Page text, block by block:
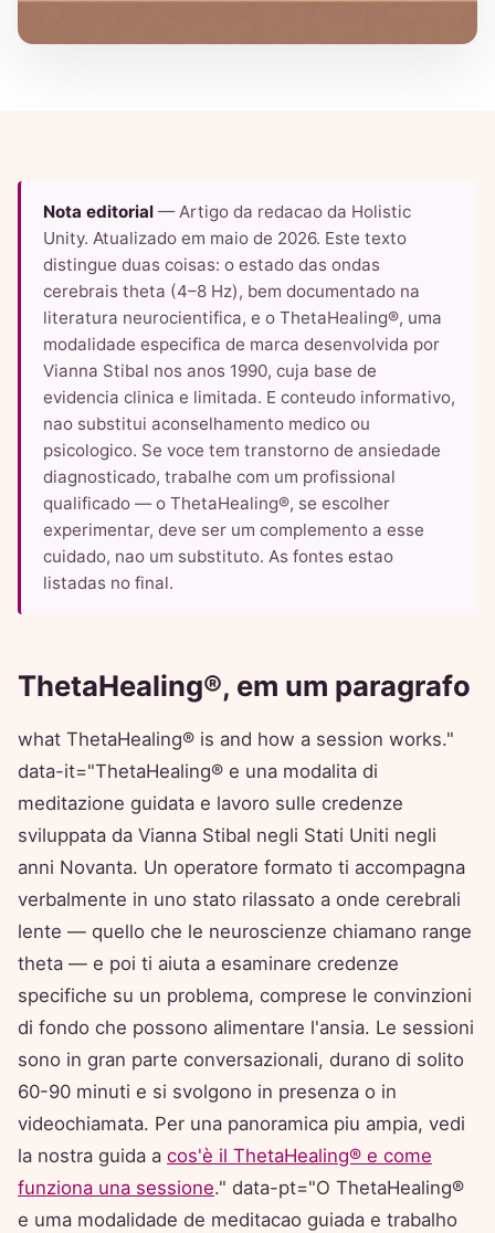
Nota editorial — Artigo da redacao da Holistic
Unity. Atualizado em maio de 2026. Este texto
distingue duas coisas: o estado das ondas
cerebrais theta (4–8 Hz), bem documentado na
literatura neurocientifica, e o ThetaHealing®, uma
modalidade especifica de marca desenvolvida por
Vianna Stibal nos anos 1990, cuja base de
evidencia clinica e limitada. E conteudo informativo,
nao substitui aconselhamento medico ou
psicologico. Se voce tem transtorno de ansiedade
diagnosticado, trabalhe com um profissional
qualificado — o ThetaHealing®, se escolher
experimentar, deve ser um complemento a esse
cuidado, nao um substituto. As fontes estao
listadas no final.
ThetaHealing®, em um paragrafo
what ThetaHealing® is and how a session works."
data-it="ThetaHealing® e una modalita di
meditazione guidata e lavoro sulle credenze
sviluppata da Vianna Stibal negli Stati Uniti negli
anni Novanta. Un operatore formato ti accompagna
verbalmente in uno stato rilassato a onde cerebrali
lente — quello che le neuroscienze chiamano range
theta — e poi ti aiuta a esaminare credenze
specifiche su un problema, comprese le convinzioni
di fondo che possono alimentare l'ansia. Le sessioni
sono in gran parte conversazionali, durano di solito
60-90 minuti e si svolgono in presenza o in
videochiamata. Per una panoramica piu ampia, vedi
la nostra guida a cos'è il ThetaHealing® e come
funziona una sessione." data-pt="O ThetaHealing®
e uma modalidade de meditacao guiada e trabalho